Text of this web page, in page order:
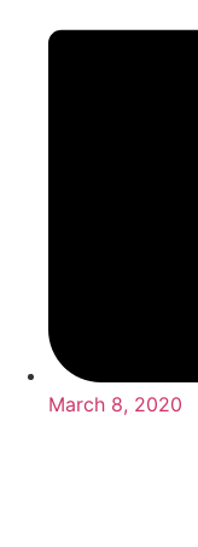
March 8, 2020